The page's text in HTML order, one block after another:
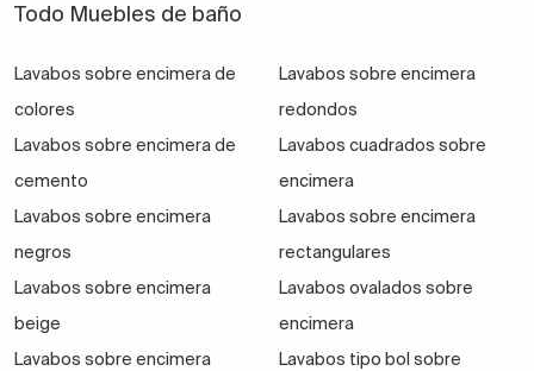
Todo Muebles de baño
Lavabos sobre encimera de
colores
Lavabos sobre encimera de
cemento
Lavabos sobre encimera
negros
Lavabos sobre encimera
beige
Lavabos sobre encimera
Lavabos sobre encimera
redondos
Lavabos cuadrados sobre
encimera
Lavabos sobre encimera
rectangulares
Lavabos ovalados sobre
encimera
Lavabos tipo bol sobre